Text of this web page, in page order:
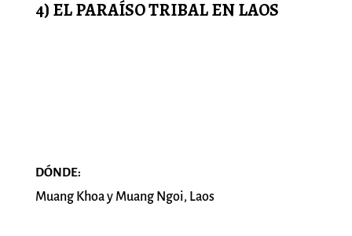
4) EL PARAÍSO TRIBAL EN LAOS
DÓNDE:
Muang Khoa y Muang Ngoi, Laos